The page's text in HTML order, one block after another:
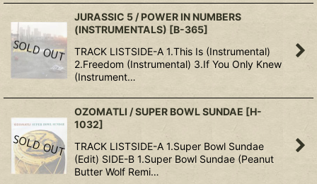
JURASSIC 5 / POWER IN NUMBERS
(INSTRUMENTALS) [B-365]
TRACK LISTSIDE-A 1.This Is (Instrumental)
2.Freedom (Instrumental) 3.If You Only Knew
(Instrument…
OZOMATLI / SUPER BOWL SUNDAE [H-
1032]
TRACK LISTSIDE-A 1.Super Bowl Sundae
(Edit) SIDE-B 1.Super Bowl Sundae (Peanut
Butter Wolf Remi…